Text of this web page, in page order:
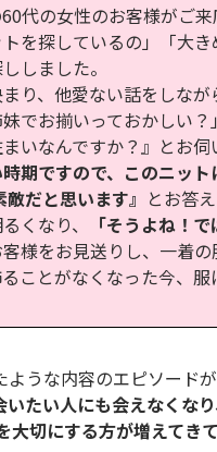
代の女性のお客様がご来
トを探しているの」「大
しました。
り、他愛ない話をしな
でお揃いっておかしい？
いなんですか？』とお
期ですので、このニッ
だと思います』 とお答
くなり、
「そうよね！
様をお見送りし、一着
ことがなくなった今、
うな内容のエピソード
いたい人にも会えなくな
切にする方が増えてきて